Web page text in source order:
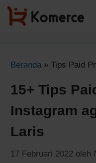
Langsung
Beranda » Tips Paid
15+ Tips
Instagram
Laris
17 Februari 2022 oleh